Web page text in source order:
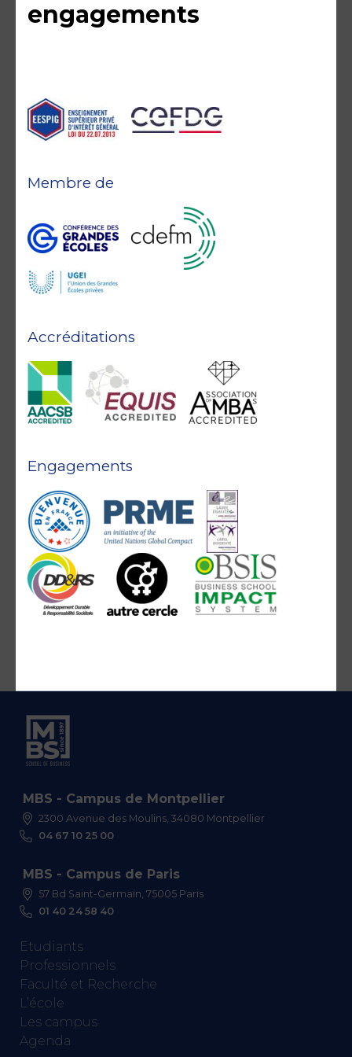
engagements
Accréditations
Membre de
Engagements
MBS - Campus de Montpellier
2300 Avenue des Moulins, 34080 Montpellier
04 67 10 25 00
MBS - Campus de Paris
57 Bd Saint-Germain, 75005 Paris
01 40 24 58 40
Etudiants
Professionnels
Faculté et Recherche
L’école
Les campus
Agenda